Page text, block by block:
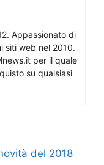
Appassionato di
siti web nel 2010.
per il quale
su qualsiasi
del 2018